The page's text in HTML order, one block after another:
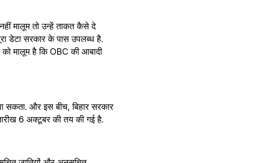
मालूम तो उन्हें ताकत कैसे दे
डेटा सरकार के पास उपलब्ध है.
को मालूम है कि OBC की आबादी
सकता. और इस बीच, बिहार सरकार
6 अक्टूबर की तय की गई है.